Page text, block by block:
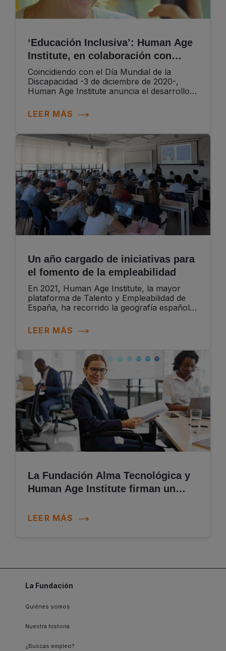
‘Educación Inclusiva’: Human Age
Institute, en colaboración con
Santillana, presenta su app para
sensibilizar sobre la discapacidad
Coincidiendo con el Día Mundial de la
Discapacidad -3 de diciembre de 2020-,
Human Age Institute anuncia el desarrollo
para centros educativos que busca...
LEER MÁS
Un año cargado de iniciativas para
el fomento de la empleabilidad
En 2021, Human Age Institute, la mayor
plataforma de Talento y Empleabilidad de
España, ha recorrido la geografía española
empleo. Esto último supone un...
LEER MÁS
La Fundación Alma Tecnológica y
Human Age Institute firman un
empleabilidad de personas con
LEER MÁS
La Fundación
Quiénes somos
Nuestra historia
¿Buscas empleo?